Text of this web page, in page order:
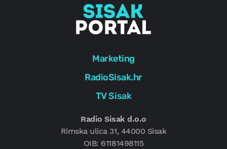
Marketing
RadioSisak.hr
TV Sisak
Radio Sisak d.o.o
Rimska ulica 31, 44000 Sisak
OIB: 61181498115